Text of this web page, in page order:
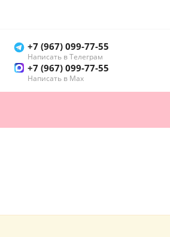
+7 (967) 099-77-55
Написать в Телеграм
+7 (967) 099-77-55
Написать в Мах